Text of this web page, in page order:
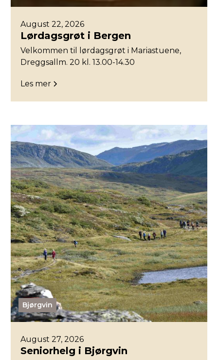
August 22, 2026
Lørdagsgrøt i Bergen
Velkommen til lørdagsgrøt i Mariastuene,
Dreggsallm. 20 kl. 13.00-14.30
Les mer
Bjørgvin
August 27, 2026
Seniorhelg i Bjørgvin